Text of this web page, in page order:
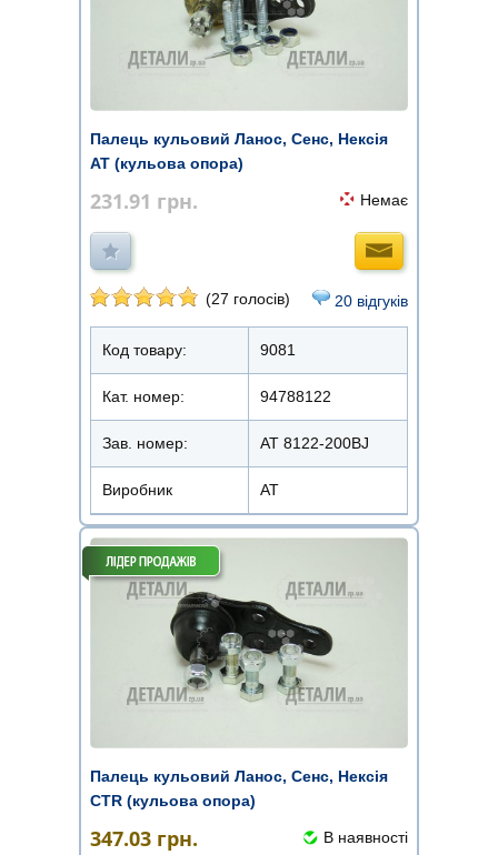
Палець кульовий Ланос, Сенс, Нексія
AT (кульова опора)
231.91 грн. Немає
(27 голосів) 20 відгуків
Код товару: 9081
Кат. номер: 94788122
Зав. номер: AT 8122-200BJ
Виробник АТ
Палець кульовий Ланос, Сенс, Нексія
CTR (кульова опора)
347.03 грн. В наявності